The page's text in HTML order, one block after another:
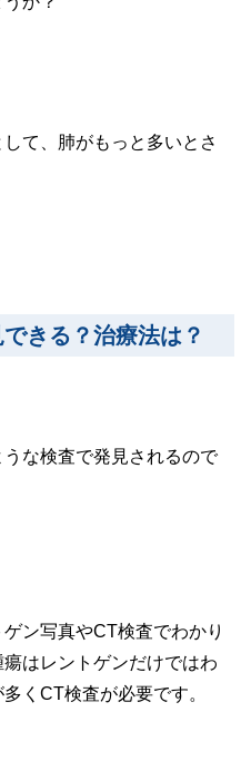
て、肺がもっと多いとさ
きる？治療法は？
な検査で発見されるので
ン写真やCT検査でわかり
瘍はレントゲンだけではわ
くCT検査が必要です。